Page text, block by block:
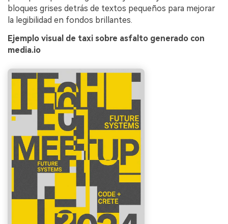
bloques grises detrás de textos pequeños para mejorar
la legibilidad en fondos brillantes.
Ejemplo visual de taxi sobre asfalto generado con
media.io